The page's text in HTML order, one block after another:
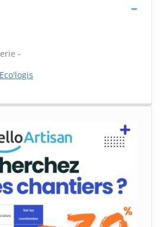
-
Eco'logis